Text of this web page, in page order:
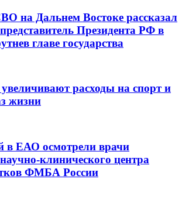
на Дальнем Востоке рассказал
Президента РФ в
главе государства
расходы на спорт и
жизни
в ЕАО осмотрели врачи
клинического центра
ФМБА России